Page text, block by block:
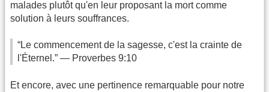
malades plutôt qu'en leur proposant la mort comme
solution à leurs souffrances.
“Le commencement de la sagesse, c'est la crainte de
l'Éternel.” — Proverbes 9:10
Et encore, avec une pertinence remarquable pour notre